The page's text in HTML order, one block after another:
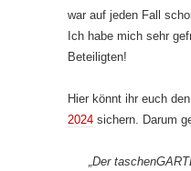
war auf jeden Fall
Ich habe mich sehr
Beteiligten!
Hier könnt ihr euch den
2024 sichern. Darum
„Der